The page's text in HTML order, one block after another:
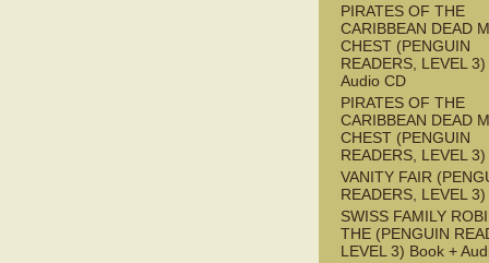
PIRATES OF THE
CARIBBEAN DEAD
CHEST (PENGUIN
READERS, LEVEL
Audio CD
PIRATES OF THE
CARIBBEAN DEAD
CHEST (PENGUIN
READERS, LEVEL
VANITY FAIR
READERS, LEVEL
SWISS FAMILY
THE (PENGUIN
LEVEL 3) Book +